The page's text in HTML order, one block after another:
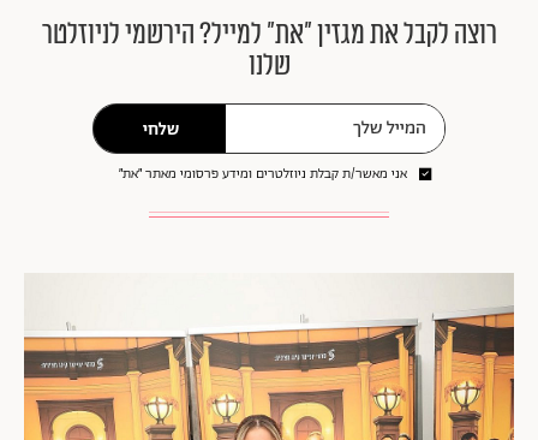
רוצה לקבל את מגזין ״את״ למייל? הירשמי לניוזלטר
שלנו
שלחי
אני מאשר/ת קבלת ניוזלטרים ומידע פרסומי מאתר ״את״